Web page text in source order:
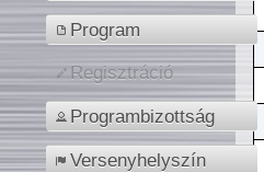
Program
Regisztráció
Programbizottság
Versenyhelyszín